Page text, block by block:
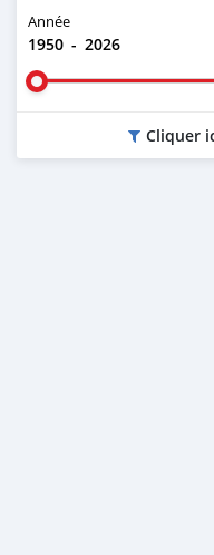
Année
1950 - 2026
Cliquer